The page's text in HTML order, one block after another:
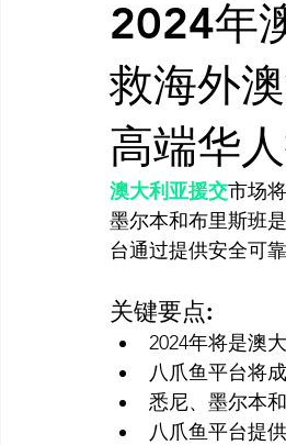
AI 新闻 AI 工具
2024年
救海外
高端华
澳大利亚援交市场
墨尔本和布里斯班
关键要点:
2024年将是澳
八爪鱼平台将
悉尼、墨尔本
八爪鱼平台提